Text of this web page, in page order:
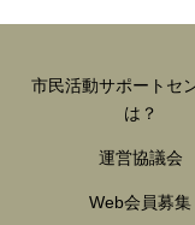
市民活動サポートセ
は？
運営協議会
Web会員募集